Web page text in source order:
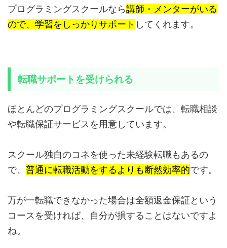
プログラミングスクールなら講師・メンターがいる
ので、学習をしっかりサポート してくれます。
転職サポートを受けられる
ほとんどのプログラミングスクールでは、転職相談
や転職保証サービスを用意しています。
スクール独自のコネを使った未経験転職もあるの
で、 普通に転職活動をするよりも断然効率的です。
万が一転職できなかった場合は全額返金保証という
コースを受ければ、自分が損することはないですよ
ね。